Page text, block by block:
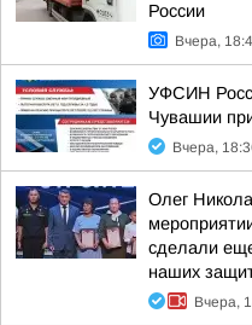
России
Вчера,
УФСИН
Чувашии
Вчера,
Олег
сделали
наших
Вчера,